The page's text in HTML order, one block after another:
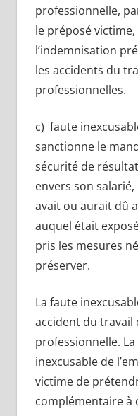
professionnelle,
le préposé
l’indemnisation
les accidents du
professionnelles.
c) faute
sanctionne le
sécurité de
envers son
avait ou aurait dû
auquel était
pris les mesures
préserver.
La faute
accident du travail
professionnelle.
inexcusable de
victime de
complémentaire à